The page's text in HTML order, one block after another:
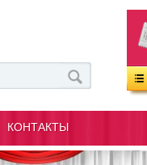
КОНТАКТЫ